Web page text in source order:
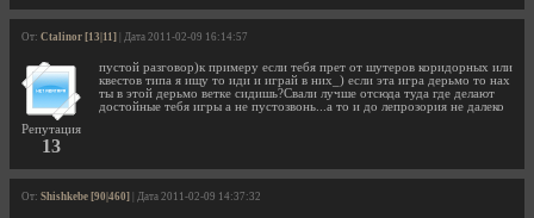
От: Ctalinor [13|11] | Дата 2011-02-09 16:14:57
Репутация
13
пустой разговор)к примеру если тебя прет от шутеров коридорных или
квестов типа я ищу то иди и играй в них_) если эта игра дерьмо то нах
ты в этой дерьмо ветке сидишь?Свали лучше отсюда туда где делают
достойные тебя игры а не пустозвонь...а то и до лепрозория не далеко
От: Shishkebe [90|460] | Дата 2011-02-09 14:37:32